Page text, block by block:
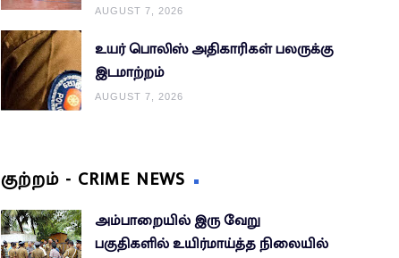
AUGUST 7, 2026
உயர் பொலிஸ் அதிகாரிகள் பலருக்கு
இடமாற்றம்
AUGUST 7, 2026
குற்றம் - CRIME NEWS
அம்பாறையில் இரு வேறு
பகுதிகளில் உயிர்மாய்த்த நிலையில்